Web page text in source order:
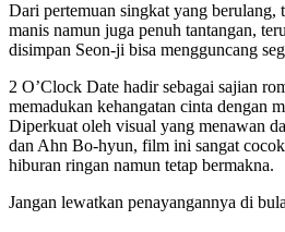
Dari pertemuan singkat yang berulang,
manis namun juga penuh tantangan,
disimpan Seon-ji bisa mengguncang
2 O’Clock Date hadir sebagai sajian
memadukan kehangatan cinta dengan
Diperkuat oleh visual yang menawan
dan Ahn Bo-hyun, film ini sangat
hiburan ringan namun tetap bermakna.
Jangan lewatkan penayangannya di